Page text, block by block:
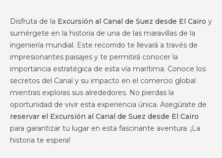
Disfruta de la Excursión al Canal de Suez desde El Cairo y
sumérgete en la historia de una de las maravillas de la
ingeniería mundial. Este recorrido te llevará a través de
impresionantes paisajes y te permitirá conocer la
importancia estratégica de esta vía marítima. Conoce los
secretos del Canal y su impacto en el comercio global
mientras exploras sus alrededores. No pierdas la
oportunidad de vivir esta experiencia única. Asegúrate de
reservar el Excursión al Canal de Suez desde El Cairo
para garantizar tu lugar en esta fascinante aventura. ¡La
historia te espera!